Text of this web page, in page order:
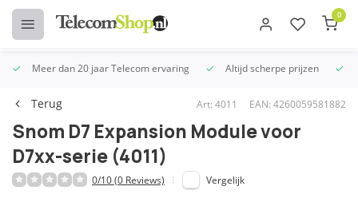
0
Meer dan 20 jaar Telecom ervaring Altijd scherpe prijzen
Terug Art: 4011 EAN: 4260059581882
Snom D7 Expansion Module voor
D7xx-serie (4011)
0/10 (0 Reviews) Vergelijk